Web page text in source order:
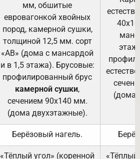
мм, обшитые
евровагонкой хвойных
пород, камерной сушки,
толщиной 12,5 мм. сорт
«АВ» (дома с мансардой
и в 1,5 этажа). Брусовые:
профилированный брус
камерной сушки,
сечением 90х140 мм.
(дома двухэтажные).
(дома
Берёзовый нагель.
«Тёплый угол» (коренной
«Тёплый